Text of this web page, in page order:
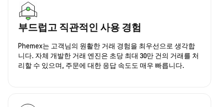
부드럽고 직관적인 사용 경험
Phemex는 고객님의 원활한 거래 경험을 최우선으로 생각합
니다. 자체 개발한 거래 엔진은 초당 최대 30만 건의 거래를 처
리할 수 있으며, 주문에 대한 응답 속도도 매우 빠릅니다.